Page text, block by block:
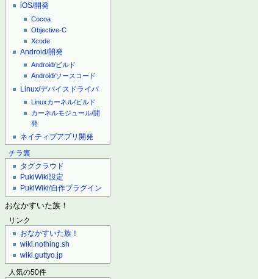
iOS/開発
Cocoa
Objective-C
Xcode
Android/開発
Android/ビルド
Android/ソースコード
Linux/デバイスドライバ
Linuxカーネル/ビルド
カーネルモジュール/開
発
ネイティブアプリ開発
チラ裏
タグクラウド
PukiWiki設定
PukiWiki/自作プラグイン
おなかすいた族！
リンク
おなかすいた族！
wiki.nothing.sh
wiki.guttyo.jp
人気の50件